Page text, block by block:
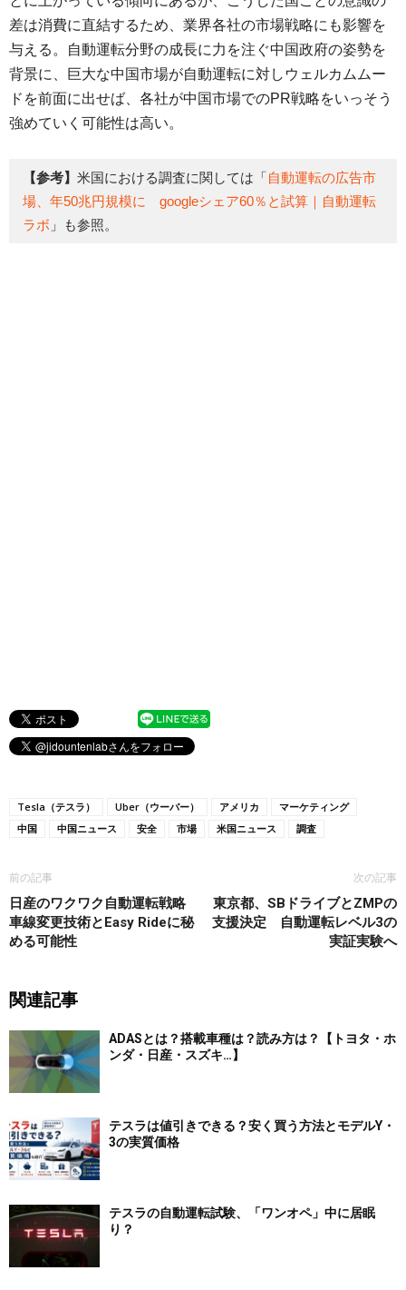
差は消費に直結するため、業界各社の市場戦略にも影響を
与える。自動運転分野の成長に力を注ぐ中国政府の姿勢を
背景に、巨大な中国市場が自動運転に対しウェルカムムー
ドを前面に出せば、各社が中国市場でのPR戦略をいっそう
強めていく可能性は高い。
【参考】 米国における調査に関しては「自動運転の広告市
場、年50兆円規模に googleシェア60％と試算｜自動運転
ラボ 」も参照。
Tesla（テスラ） Uber（ウーバー） アメリカ
マーケティング
中国
中国ニュース 安全 市場 米国ニュース 調査
前の記事
日産のワクワク自動運転戦略
車線変更技術とEasy Rideに秘
める可能性
次の記事
東京都、SBドライブとZMPの
支援決定 自動運転レベル3の
実証実験へ
関連記事
ADASとは？搭載車種は？読み方は？【トヨタ・ホ
ンダ・日産・スズキ…】
テスラは値引きできる？安く買う方法とモデルY・
3の実質価格
テスラの自動運転試験、「ワンオペ」中に居眠
り？